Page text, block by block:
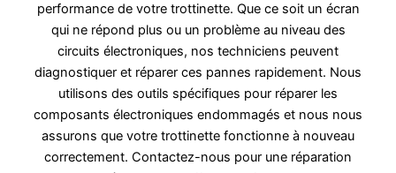
performance de votre trottinette. Que ce soit un écran
qui ne répond plus ou un problème au niveau des
circuits électroniques, nos techniciens peuvent
diagnostiquer et réparer ces pannes rapidement. Nous
utilisons des outils spécifiques pour réparer les
composants électroniques endommagés et nous nous
assurons que votre trottinette fonctionne à nouveau
correctement. Contactez-nous pour une réparation